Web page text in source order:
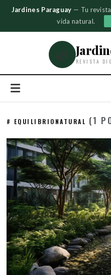
Jardines Paraguay — Tu
vida natural.
🌿 REVISTA
# EQUILIBRIONATURAL (1